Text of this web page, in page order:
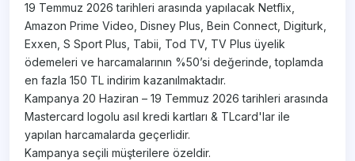
19 Temmuz 2026 tarihleri arasında yapılacak Netflix,
Amazon Prime Video, Disney Plus, Bein Connect, Digiturk,
Exxen, S Sport Plus, Tabii, Tod TV, TV Plus üyelik
ödemeleri ve harcamalarının %50’si değerinde, toplamda
en fazla 150 TL indirim kazanılmaktadır.
Kampanya 20 Haziran – 19 Temmuz 2026 tarihleri arasında
Mastercard logolu asıl kredi kartları & TLcard'lar ile
yapılan harcamalarda geçerlidir.
Kampanya seçili müşterilere özeldir.